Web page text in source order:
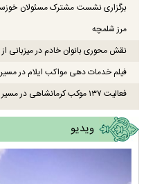
برگزاری نشست مشترک مسئولان
مرز شلمچه
نقش محوری بانوان خادم در میزبانی از
فیلم خدمات دهی مواکب ایلام در مسیر
فعالیت ۱۳۷ موکب کرمانشاهی در مسیر بازگشت زوار اربعین
ویدیو